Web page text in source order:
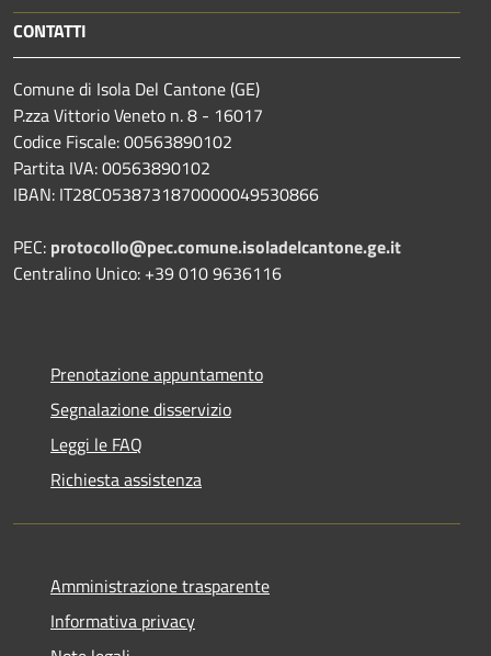
CONTATTI
Comune di Isola Del Cantone (GE)
P.zza Vittorio Veneto n. 8 - 16017
Codice Fiscale: 00563890102
Partita IVA: 00563890102
IBAN: IT28C0538731870000049530866
PEC: protocollo@pec.comune.isoladelcantone.ge.it
Centralino Unico: +39 010 9636116
Prenotazione appuntamento
Segnalazione disservizio
Leggi le FAQ
Richiesta assistenza
Amministrazione trasparente
Informativa privacy